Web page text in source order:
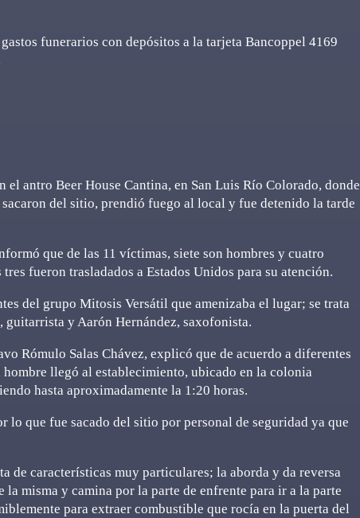
funerarios con depósitos a la tarjeta Bancoppel 4169
el antro Beer House Cantina, en San Luis Río Colorado, donde
del sitio, prendió fuego al local y fue detenido la tarde
que de las 11 víctimas, siete son hombres y cuatro
fueron trasladados a Estados Unidos para su atención.
del grupo Mitosis Versátil que amenizaba el lugar; se trata
y Aarón Hernández, saxofonista.
Rómulo Salas Chávez, explicó que de acuerdo a diferentes
llegó al establecimiento, ubicado en la colonia
hasta aproximadamente la 1:20 horas.
lo que fue sacado del sitio por personal de seguridad ya que
de características muy particulares; la aborda y da reversa
misma y camina por la parte de enfrente para ir a la parte
para extraer combustible que rocía en la puerta del